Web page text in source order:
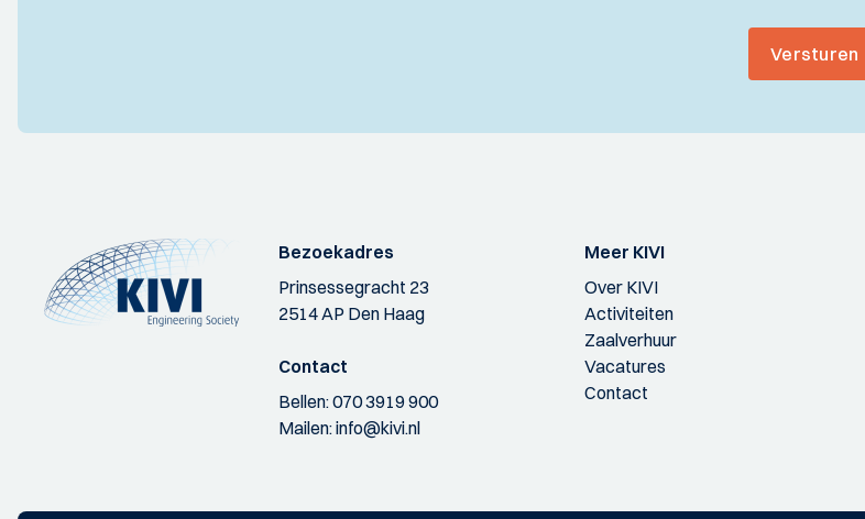
Versturen
Bezoekadres
Prinsessegracht 23
2514 AP Den Haag
Contact
Bellen:070 3919 900
Mailen:info@kivi.nl
Meer KIVI
Over KIVI
Activiteiten
Zaalverhuur
Vacatures
Contact